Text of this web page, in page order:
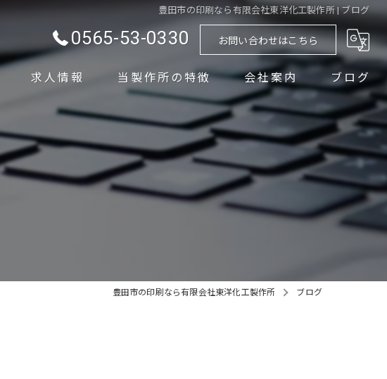
豊田市の印刷なら有限会社東洋化工製作所 | ブログ
0565-53-0330 お問い合わせはこちら
求人情報 当製作所の特徴
シルクスクリーン印刷
PAD印刷
組立
会社案内 ブログ
豊田市の印刷なら有限会社東洋化工製作所 ブログ